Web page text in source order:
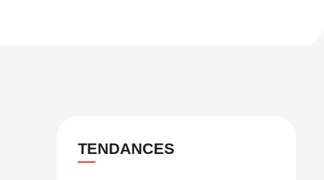
TENDANCES